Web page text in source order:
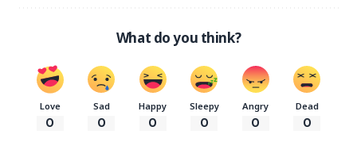
What do you think?
Love
0
Sad
0
Happy
0
Sleepy
0
Angry
0
Dead
0